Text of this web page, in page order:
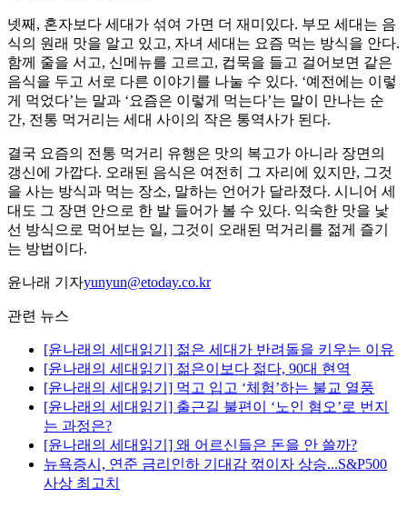
넷째, 혼자보다 세대가 섞여 가면 더 재미있다. 부모 세대는 음
식의 원래 맛을 알고 있고, 자녀 세대는 요즘 먹는 방식을 안다.
함께 줄을 서고, 신메뉴를 고르고, 컵묵을 들고 걸어보면 같은
음식을 두고 서로 다른 이야기를 나눌 수 있다. ‘예전에는 이렇
게 먹었다’는 말과 ‘요즘은 이렇게 먹는다’는 말이 만나는 순
간, 전통 먹거리는 세대 사이의 작은 통역사가 된다.
결국 요즘의 전통 먹거리 유행은 맛의 복고가 아니라 장면의
갱신에 가깝다. 오래된 음식은 여전히 그 자리에 있지만, 그것
을 사는 방식과 먹는 장소, 말하는 언어가 달라졌다. 시니어 세
대도 그 장면 안으로 한 발 들어가 볼 수 있다. 익숙한 맛을 낯
선 방식으로 먹어보는 일, 그것이 오래된 먹거리를 젊게 즐기
는 방법이다.
윤나래 기자yunyun@etoday.co.kr
관련 뉴스
[윤나래의 세대읽기] 젊은 세대가 반려돌을 키우는 이유
[윤나래의 세대읽기] 젊은이보다 젊다, 90대 현역
[윤나래의 세대읽기] 먹고 입고 ‘체험’하는 불교 열풍
[윤나래의 세대읽기] 출근길 불편이 ‘노인 혐오’로 번지
는 과정은?
[윤나래의 세대읽기] 왜 어르신들은 돈을 안 쓸까?
뉴욕증시, 연준 금리인하 기대감 꺾이자 상승...S&P500
사상 최고치